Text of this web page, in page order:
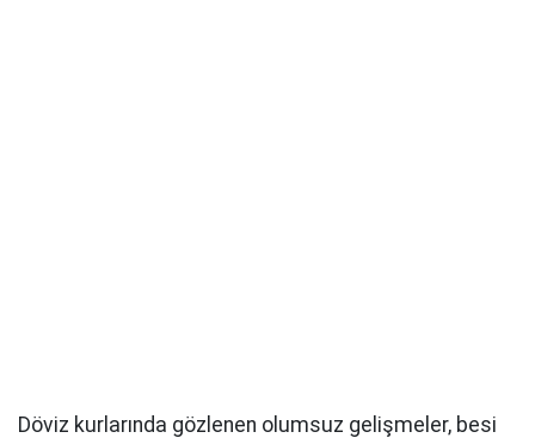
Döviz kurlarında gözlenen olumsuz gelişmeler, besi